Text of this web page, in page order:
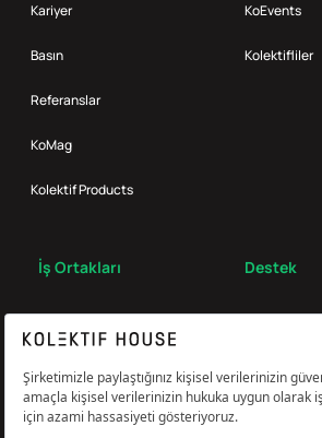
Kariyer
Basın
Referanslar
KoMag
Kolektif Products
KoEvents
Kolektifliler
İş Ortakları Destek